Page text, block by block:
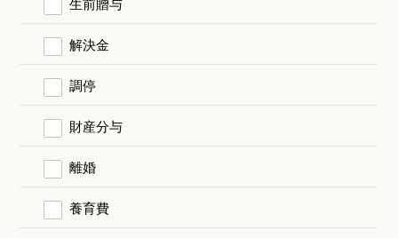
解決金
調停
財産分与
離婚
養育費